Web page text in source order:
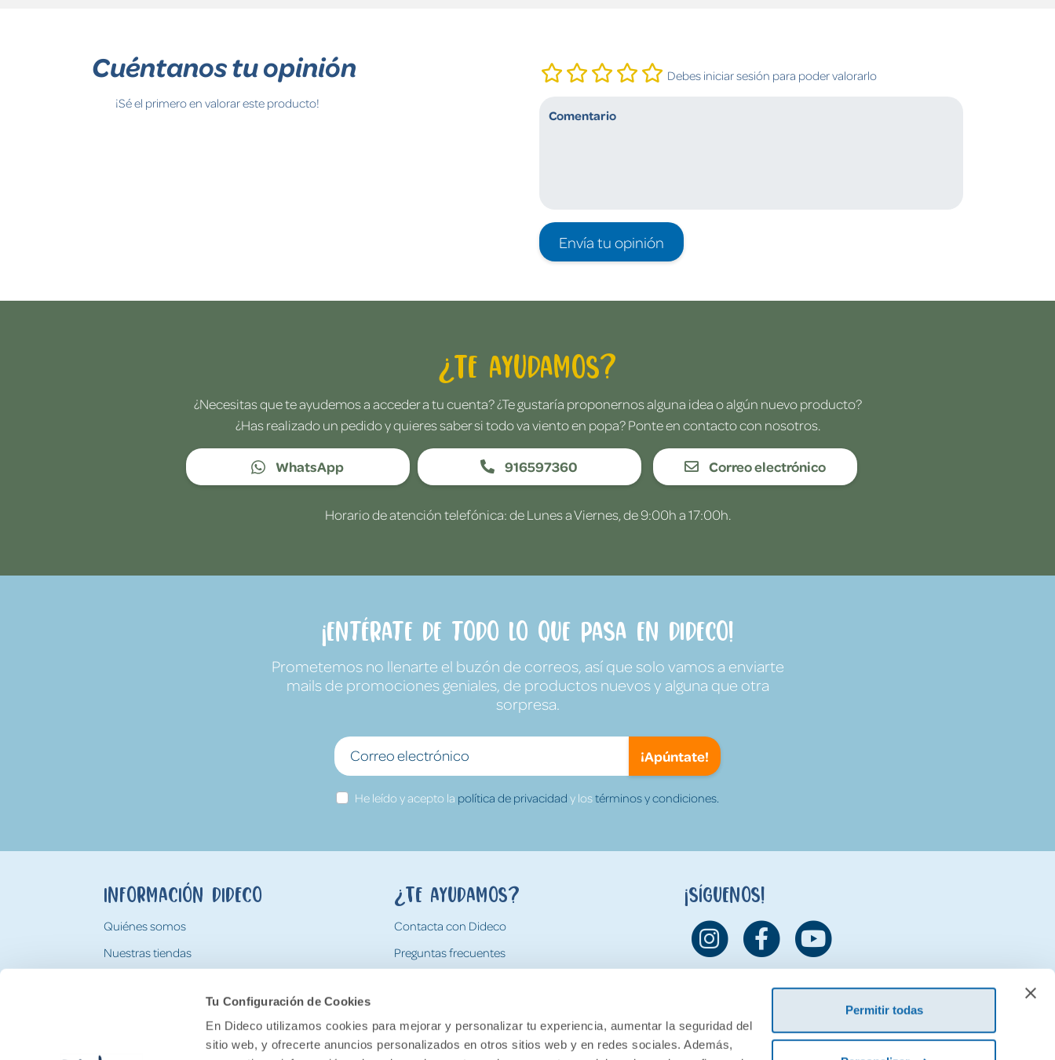
Tu Configuración de Cookies
En Dideco utilizamos cookies para mejorar y personalizar tu experiencia, aumentar la seguridad del
sitio web, y ofrecerte anuncios personalizados en otros sitios web y en redes sociales. Además,
Permitir todas
Cuéntanos tu opinión
¡Sé el primero en valorar este producto!
Debes iniciar sesión para poder valorarlo
Envía tu opinión
¿Te ayudamos?
¿Necesitas que te ayudemos a acceder a tu cuenta? ¿Te gustaría proponernos alguna idea o algún nuevo producto?
¿Has realizado un pedido y quieres saber si todo va viento en popa? Ponte en contacto con nosotros.
WhatsApp 916597360 Correo electrónico
Horario de atención telefónica: de Lunes a Viernes, de 9:00h a 17:00h.
¡Entérate de todo lo que pasa en Dideco!
Prometemos no llenarte el buzón de correos, así que solo vamos a enviarte
mails de promociones geniales, de productos nuevos y alguna que otra
sorpresa.
¡Apúntate!
He leído y acepto la política de privacidad y lostérminos y condiciones.
Información Dideco
Quiénes somos
Nuestras tiendas
Tarjeta Regalo Dideco
¿Te ayudamos?
Contacta con Dideco
Preguntas frecuentes
Devoluciones
¡Síguenos!